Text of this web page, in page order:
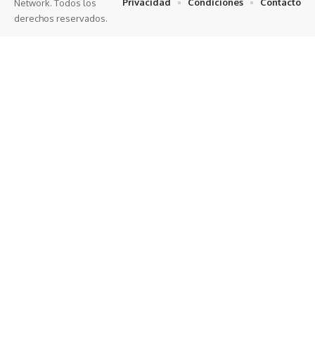
Network. Todos los
derechos reservados.